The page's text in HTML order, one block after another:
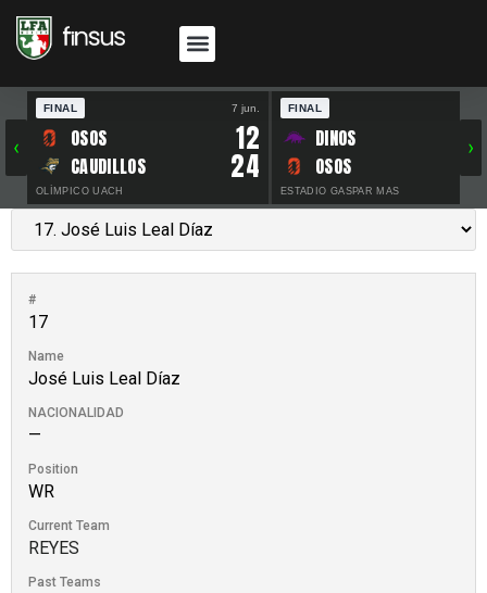
‹
FINAL 7 jun.
OSOS 12
CAUDILLOS 24
OLÍMPICO UACH
FINAL
DINOS
OSOS
ESTADIO GASPAR MAS
›
#
17
Name
José Luis Leal Díaz
NACIONALIDAD
—
Position
WR
Current Team
REYES
Past Teams